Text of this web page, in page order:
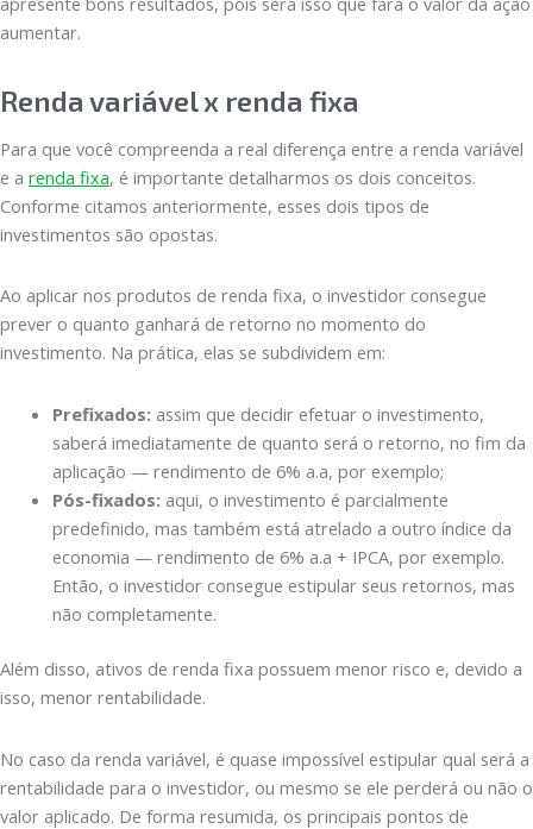
aumentar.
Renda variável x renda fixa
Para que você compreenda a real diferença entre a renda variável
e a renda fixa, é importante detalharmos os dois conceitos.
Conforme citamos anteriormente, esses dois tipos de
investimentos são opostas.
Ao aplicar nos produtos de renda fixa, o investidor consegue
prever o quanto ganhará de retorno no momento do
investimento. Na prática, elas se subdividem em:
Prefixados: assim que decidir efetuar o investimento,
saberá imediatamente de quanto será o retorno, no fim da
aplicação — rendimento de 6% a.a, por exemplo;
Pós-fixados: aqui, o investimento é parcialmente
predefinido, mas também está atrelado a outro índice da
economia — rendimento de 6% a.a + IPCA, por exemplo.
Então, o investidor consegue estipular seus retornos, mas
não completamente.
Além disso, ativos de renda fixa possuem menor risco e, devido a
isso, menor rentabilidade.
No caso da renda variável, é quase impossível estipular qual será a
rentabilidade para o investidor, ou mesmo se ele perderá ou não o
valor aplicado. De forma resumida, os principais pontos de